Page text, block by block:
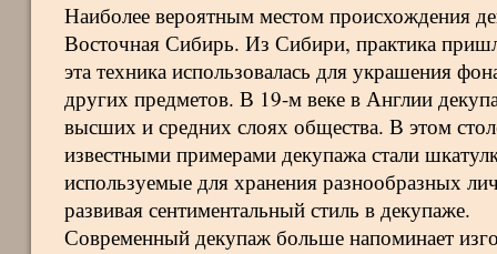
Наиболее вероятным местом происхождения
Восточная Сибирь. Из Сибири, практика
эта техника использовалась для украшения
других предметов. В 19-м веке в Англии
высших и средних слоях общества. В этом
известными примерами декупажа стали
используемые для хранения разнообразных
развивая сентиментальный стиль в декупаже.
Современный декупаж больше напоминает